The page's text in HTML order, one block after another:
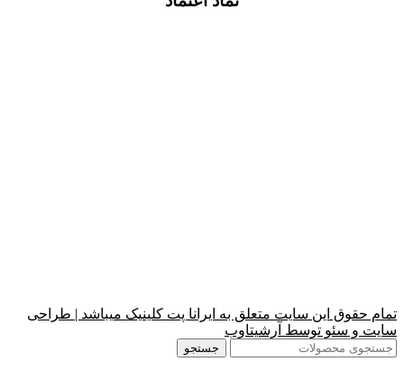
تمام حقوق این سایت متعلق به ایرانا پت کلینیک میباشد | طراحی
سایت و سئو توسط آرشیتاوب
جستجو